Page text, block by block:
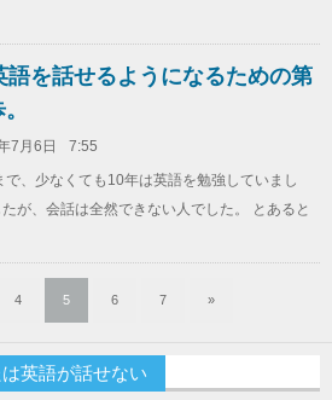
語を話せるようになるための第
7月6日
7:55
、少なくても10年は英語を勉強していまし
が、会話は全然できない人でした。 とあると
4 5 6 7 »
英語が話せない